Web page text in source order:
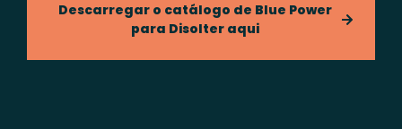
Descarregar o catálogo de Blue Power
para Disolter aqui